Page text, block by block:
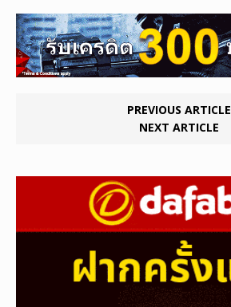
PREVIOUS ARTICLE
NEXT ARTICLE